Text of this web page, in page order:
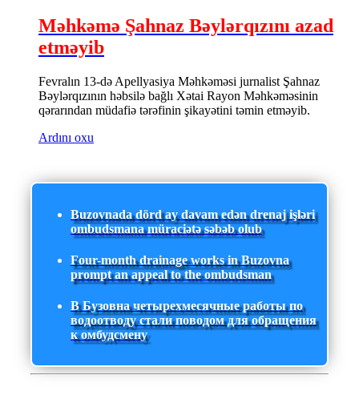
Məhkəmə Şahnaz Bəylərqızını azad
etməyib
Fevralın 13-də Apellyasiya Məhkəməsi jurnalist Şahnaz
Bəylərqızının həbsilə bağlı Xətai Rayon Məhkəməsinin
qərarından müdafiə tərəfinin şikayətini təmin etməyib.
Ardını oxu
Buzovnada dörd ay davam edən drenaj işləri
ombudsmana müraciətə səbəb olub
Four-month drainage works in Buzovna
prompt an appeal to the ombudsman
В Бузовна четырехмесячные работы по
водоотводу стали поводом для обращения
к омбудсмену